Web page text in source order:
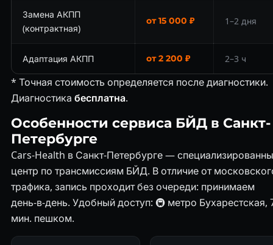
Замена АКПП
(контрактная)
от 15 000 ₽ 1–2 дня
Адаптация АКПП от 2 200 ₽ 2–3 ч
* Точная стоимость определяется после диагностики.
Диагностика бесплатна.
Особенности сервиса БЙД в Санкт-
Петербурге
Cars-Health в Санкт-Петербурге —
центр по трансмиссиям БЙД. В отличие от
трафика, запись проходит без очереди: принимаем
день-в-день. Удобный доступ: 🚇 метро Бухарестская,
мин. пешком.